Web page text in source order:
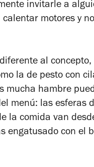
invitarle a
motores y
al
la de pesto con
mucha hambre
menú: las esferas
la comida van
engatusado con el